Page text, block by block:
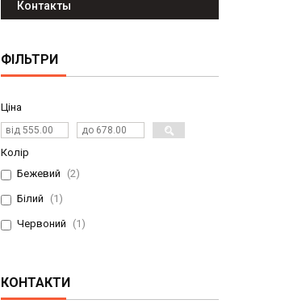
Контакты
ФІЛЬТРИ
Ціна
Колір
Бежевий
2
Білий 1
Червоний 1
КОНТАКТИ